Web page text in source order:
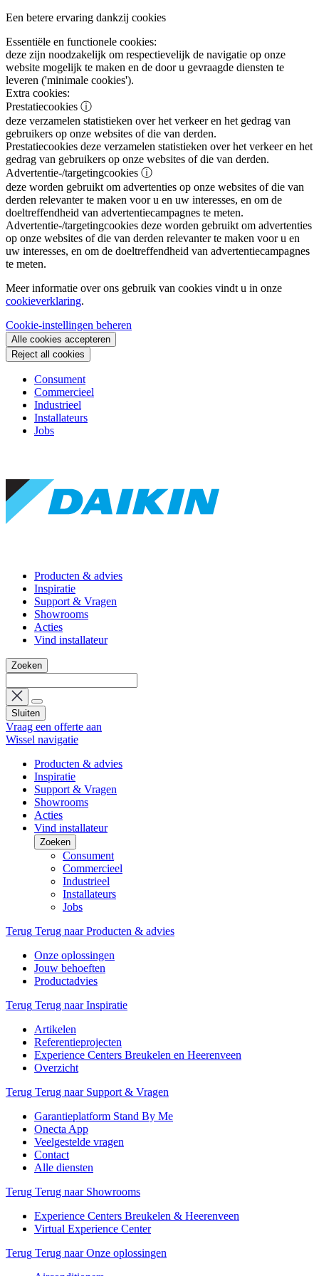
Een betere ervaring dankzij cookies
Essentiële en functionele cookies:
deze zijn noodzakelijk om respectievelijk de navigatie op onze
website mogelijk te maken en de door u gevraagde diensten te
leveren ('minimale cookies').
Extra cookies:
Prestatiecookies ⓘ
deze verzamelen statistieken over het verkeer en het gedrag van
gebruikers op onze websites of die van derden.
Prestatiecookies deze verzamelen statistieken over het verkeer en het
gedrag van gebruikers op onze websites of die van derden.
Advertentie-/targetingcookies ⓘ
deze worden gebruikt om advertenties op onze websites of die van
derden relevanter te maken voor u en uw interesses, en om de
doeltreffendheid van advertentiecampagnes te meten.
Advertentie-/targetingcookies deze worden gebruikt om advertenties
op onze websites of die van derden relevanter te maken voor u en
uw interesses, en om de doeltreffendheid van advertentiecampagnes
te meten.
Meer informatie over ons gebruik van cookies vindt u in onze
cookieverklaring.
Cookie-instellingen beheren
Alle cookies accepteren
Reject all cookies
Consument
Commercieel
Industrieel
Installateurs
Jobs
Producten & advies
Inspiratie
Support & Vragen
Showrooms
Acties
Vind installateur
Zoeken
Sluiten
Vraag een offerte aan
Wissel navigatie
Producten & advies
Inspiratie
Support & Vragen
Showrooms
Acties
Vind installateur
Zoeken
Consument
Commercieel
Industrieel
Installateurs
Jobs
Terug Terug naar Producten & advies
Onze oplossingen
Jouw behoeften
Productadvies
Terug Terug naar Inspiratie
Artikelen
Referentieprojecten
Experience Centers Breukelen en Heerenveen
Overzicht
Terug Terug naar Support & Vragen
Garantieplatform Stand By Me
Onecta App
Veelgestelde vragen
Contact
Alle diensten
Terug Terug naar Showrooms
Experience Centers Breukelen & Heerenveen
Virtual Experience Center
Terug Terug naar Onze oplossingen